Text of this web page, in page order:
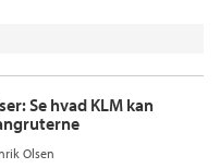
Se hvad KLM kan
Olsen